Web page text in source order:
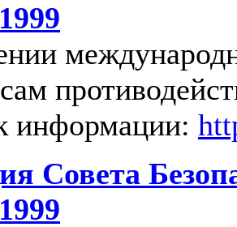
информации:
Совета